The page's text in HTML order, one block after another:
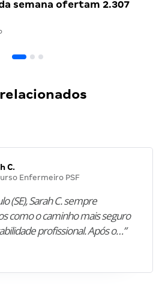
semana ofertam 2.307
C.
Enfermeiro PSF
(SE), Sarah C. sempre
como o caminho mais seguro
profissional. Após o…”